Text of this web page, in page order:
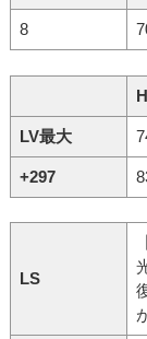
8
LV最大
+297
LS